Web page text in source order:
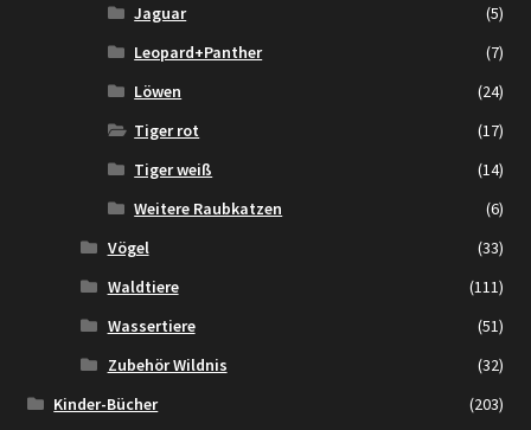
Jaguar
(5)
Leopard+Panther
(7)
Löwen
(24)
Tiger rot
(17)
Tiger weiß
(14)
Weitere Raubkatzen
(6)
Vögel
(33)
Waldtiere
(111)
Wassertiere
(51)
Zubehör Wildnis
(32)
Kinder-Bücher
(203)